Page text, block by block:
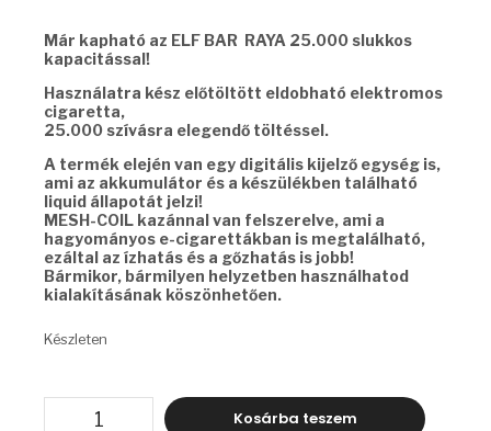
Már kapható az ELF BAR RAYA 25.000 slukkos
kapacitással!
Használatra kész előtöltött eldobható elektromos
cigaretta,
25.000 szívásra elegendő töltéssel.
A termék elején van egy digitális kijelző egység is,
ami az akkumulátor és a készülékben található
liquid állapotát jelzi!
MESH-COIL kazánnal van felszerelve, ami a
hagyományos e-cigarettákban is megtalálható,
ezáltal az ízhatás és a gőzhatás is jobb!
Bármikor, bármilyen helyzetben használhatod
kialakításának köszönhetően.
Készleten
Kosárba teszem